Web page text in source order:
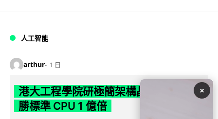
人工智能
arthur 1 日
港大工程學院研極簡架構晶片 搜尋速度
勝標準 CPU 1 億倍
×